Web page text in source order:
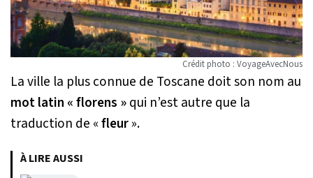
Crédit photo : VoyageAvecNous
La ville la plus connue de Toscane doit son nom au
mot latin « florens »qui n’est autre que la
traduction de «fleur».
À LIRE AUSSI